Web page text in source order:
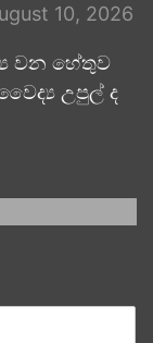
10, 2026
වන හේතුව
උපුල් ද